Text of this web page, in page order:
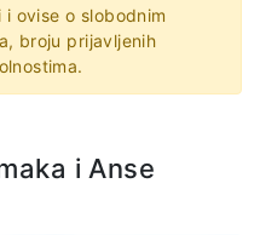
ovise o slobodnim
broju prijavljenih
i Anse